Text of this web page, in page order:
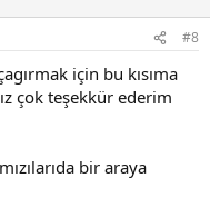
#8
için bu kısıma
çok teşekkür ederim
bir araya